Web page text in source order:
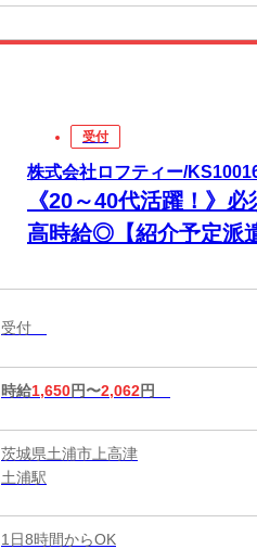
受付
株式会社ロフティー/
《20～40代活躍！》
高時給◎【紹介予定派
受付
時給1,650円〜2,062円
茨城県土浦市上高津
土浦駅
1日8時間からOK